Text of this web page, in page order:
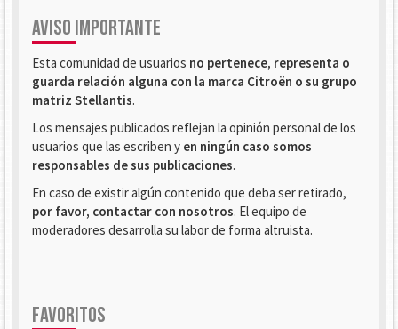
AVISO IMPORTANTE
Esta comunidad de usuarios no pertenece, representa o
guarda relación alguna con la marca Citroën o su grupo
matriz Stellantis.
Los mensajes publicados reflejan la opinión personal de los
usuarios que las escriben y en ningún caso somos
responsables de sus publicaciones.
En caso de existir algún contenido que deba ser retirado,
por favor, contactar con nosotros. El equipo de
moderadores desarrolla su labor de forma altruista.
FAVORITOS